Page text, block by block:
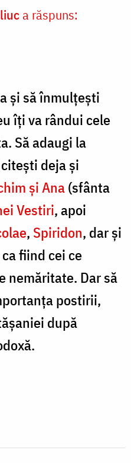
a răspuns:
și să înmulțești
îți va rândui cele
Să adaugi la
deja și
și Ana(sfânta
Vestiri, apoi
, Spiridon, dar și
ca fiind cei ce
nemăritate. Dar să
postirii,
după